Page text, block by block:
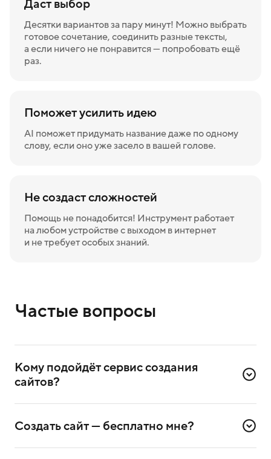
Даст выбор
Десятки вариантов за пару минут! Можно выбрать
готовое сочетание, соединить разные тексты,
а если ничего не понравится — попробовать ещё
раз.
Поможет усилить идею
AI поможет придумать название даже по одному
слову, если оно уже засело в вашей голове.
Не создаст сложностей
Помощь не понадобится! Инструмент работает
на любом устройстве с выходом в интернет
и не требует особых знаний.
Частые вопросы
Кому подойдёт сервис создания
сайтов?
Они подходят предпринимателям, которые хотят
рассказать о себе или своём бизнесе. Вот самые
распространённые форматы:
Создать сайт — бесплатно мне?